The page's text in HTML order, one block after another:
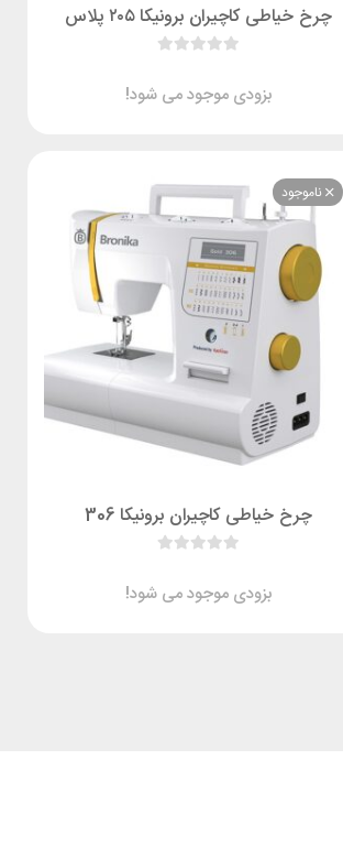
چرخ خیاطی کاچیران برونیکا ۲۰۵ پلاس
بزودی موجود می شود!
ناموجود
چرخ خیاطی کاچیران برونیکا 306
بزودی موجود می شود!